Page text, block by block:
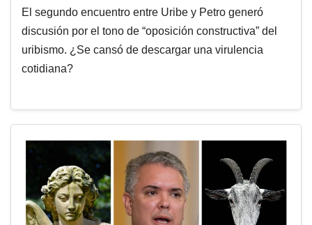
El segundo encuentro entre Uribe y Petro generó
discusión por el tono de “oposición constructiva” del
uribismo. ¿Se cansó de descargar una virulencia
cotidiana?